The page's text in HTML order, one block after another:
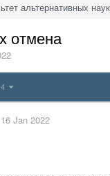
альтернативных наук
отмена
16 Jan 2022